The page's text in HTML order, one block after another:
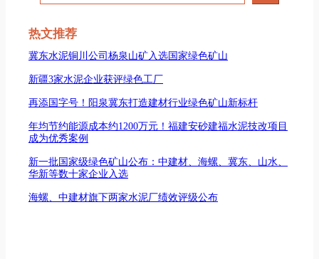
索
热文推荐
冀东水泥铜川公司杨泉山矿入选国家绿色矿山
新疆3家水泥企业获评绿色工厂
再添国字号！阳泉冀东打造建材行业绿色矿山新标杆
年均节约能源成本约1200万元！福建安砂建福水泥技改项目
成为优秀案例
新一批国家级绿色矿山公布：中建材、海螺、冀东、山水、
华新等数十家企业入选
海螺、中建材旗下两家水泥厂绩效评级公布